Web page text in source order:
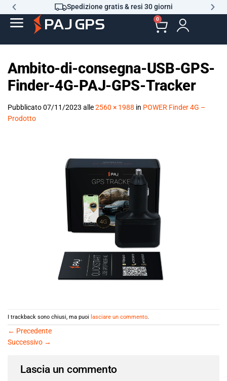
Spedizione gratis & resi 30 giorni
0
Ambito-di-consegna-USB-GPS-
Finder-4G-PAJ-GPS-Tracker
Pubblicato07/11/2023 alle2560 × 1988 in POWER Finder 4G –
Prodotto
I trackback sono chiusi, ma puoi lasciare un commento.
← Precedente
Successivo →
Lascia un commento